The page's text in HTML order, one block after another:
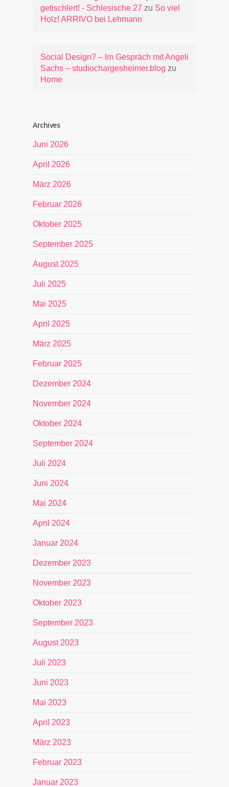
getischlert! - Schlesische 27 zu So viel
Holz! ARRIVO bei Lehmann
Social Design? – Im Gespräch mit Angeli
Sachs – studiochargesheimer.blog zu
Home
Archives
Juni 2026
April 2026
März 2026
Februar 2026
Oktober 2025
September 2025
August 2025
Juli 2025
Mai 2025
April 2025
März 2025
Februar 2025
Dezember 2024
November 2024
Oktober 2024
September 2024
Juli 2024
Juni 2024
Mai 2024
April 2024
Januar 2024
Dezember 2023
November 2023
Oktober 2023
September 2023
August 2023
Juli 2023
Juni 2023
Mai 2023
April 2023
März 2023
Februar 2023
Januar 2023